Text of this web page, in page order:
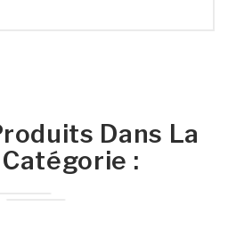
Dans La
: